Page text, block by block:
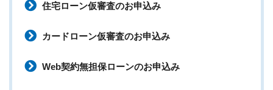
住宅ローン仮審査のお申込み
カードローン仮審査のお申込み
Web契約無担保ローンのお申込み